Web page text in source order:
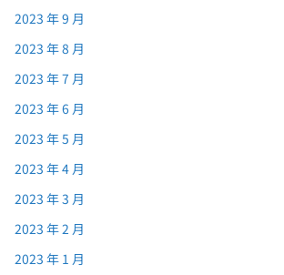
2023 年 9 月
2023 年 8 月
2023 年 7 月
2023 年 6 月
2023 年 5 月
2023 年 4 月
2023 年 3 月
2023 年 2 月
2023 年 1 月